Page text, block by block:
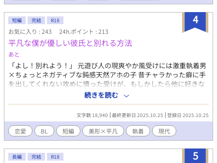
4
短編 完結 R18
お気に入り : 243 24h.ポイント : 213
平凡な僕が優しい彼氏と別れる方法
あと
「よし！別れよう！」 元遊び人の現爽やか風受けには激重執着男
×ちょっとネガティブな鈍感天然アホの子 昔チャラかった癖に手
を出してくれない攻めに憤った受けが、もしかしたら他に好きな
人がいる！？と思い込み、別れようとする……?みたいな話です。
攻めの女性関係匂わせや攻めフェラがあり、苦手な人はブラウザ
バックで。 ……これはメンヘラなのではないか？という説
もあります。 pixivでも投稿しています。 攻め:九條隼人 受け:田辺
光希 友人:石川優希 ひよったら消します。 誤字脱字はサイレント
修正します。 また、内容もサイレント修正する時もあります。 定
期的にタグ整理します。ご了承ください。 批判・中傷コメントは
お控えください。 見つけ次第削除いたします。
続きを読む
文字数 18,940 最終更新日 2025.10.25 登録日 2025.10.25
恋愛 BL 短編 美形×平凡 執着 現代
5
長編 完結 R18